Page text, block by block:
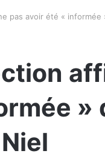
pas avoir été « informée
»